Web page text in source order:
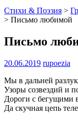
Стихи & Поэзия >
> Письмо любимой
Письмо
20.06.2019 rupoezia
Мы в дальней
Узоры созвездий и
Дороги с бегущими
Да скучная цепь